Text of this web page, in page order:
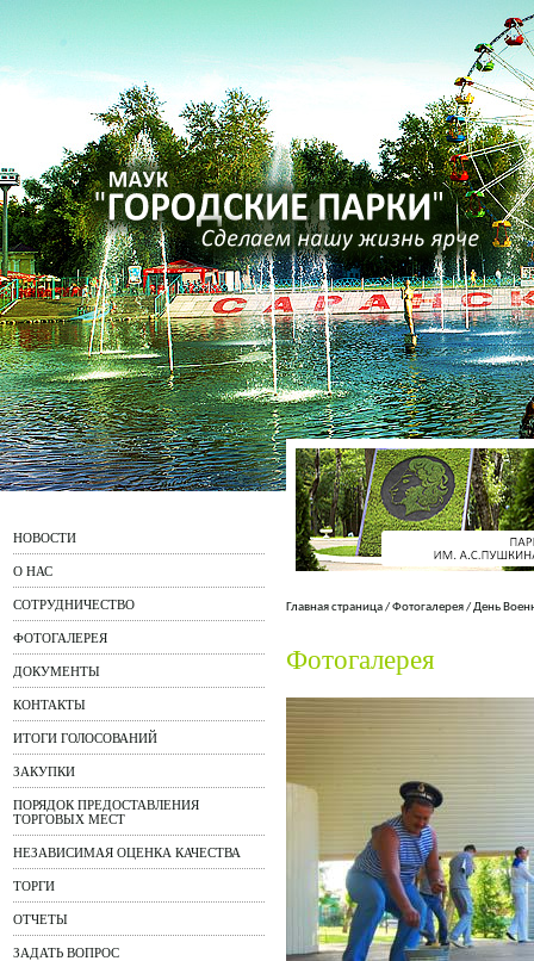
НОВОСТИ
О НАС
СОТРУДНИЧЕСТВО
ФОТОГАЛЕРЕЯ
ДОКУМЕНТЫ
КОНТАКТЫ
ИТОГИ ГОЛОСОВАНИЙ
ЗАКУПКИ
ПОРЯДОК ПРЕДОСТАВЛЕНИЯ
ТОРГОВЫХ МЕСТ
НЕЗАВИСИМАЯ ОЦЕНКА КАЧЕСТВА
ТОРГИ
ОТЧЕТЫ
ЗАДАТЬ ВОПРОС
Главная страница/Фотогалерея/День
Фотогалерея